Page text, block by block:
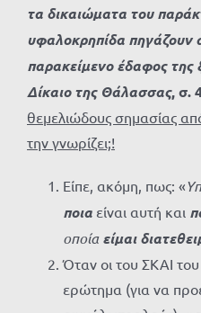
τα δικαιώματα του
υφαλοκρηπίδα πηγάζουν
παρακείμενο έδαφος της
Δίκαιο της Θάλασσας, σ.
θεμελιώδους σημασίας
την γνωρίζει;!
Είπε, ακόμη, πως: «
ποια είναι αυτή και
οποίαείμαι
Όταν οι του ΣΚΑΙ
ερώτημα (για να